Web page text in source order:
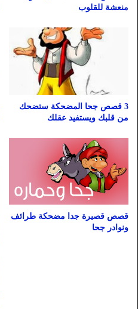
منعشة للقلوب
3 قصص جحا المضحكة ستضحك
من قلبك ويستفيد عقلك
قصص قصيرة جدا مضحكة طرائف
ونوادر جحا